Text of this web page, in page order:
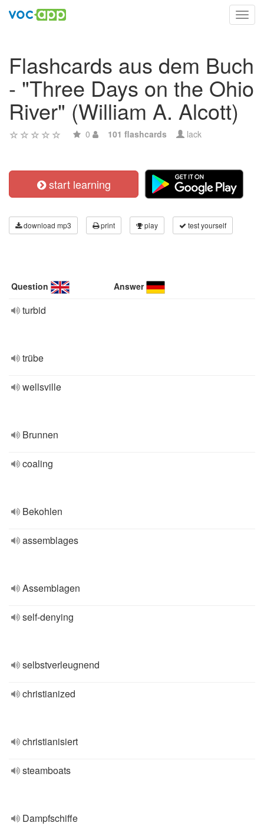
Flashcards aus dem Buch
- "Three Days on the Ohio
River" (William A. Alcott)
0 101 flashcards lack
start learning
download mp3 print play test yourself
Question Answer
turbid
trübe
wellsville
Brunnen
coaling
Bekohlen
assemblages
Assemblagen
self-denying
selbstverleugnend
christianized
christianisiert
steamboats
Dampfschiffe